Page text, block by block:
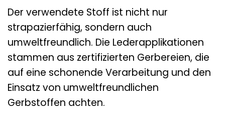
Der verwendete Stoff ist nicht nur
strapazierfähig, sondern auch
umweltfreundlich. Die Lederapplikationen
stammen aus zertifizierten Gerbereien, die
auf eine schonende Verarbeitung und den
Einsatz von umweltfreundlichen
Gerbstoffen achten.